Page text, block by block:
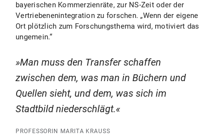
bayerischen Kommerzienräte, zur NS-Zeit oder der
Vertriebenenintegration zu forschen. „Wenn der eigene
Ort plötzlich zum Forschungsthema wird, motiviert das
ungemein.“
Man muss den Transfer schaffen
zwischen dem, was man in Büchern und
Quellen sieht, und dem, was sich im
Stadtbild niederschlägt.
PROFESSORIN MARITA KRAUSS